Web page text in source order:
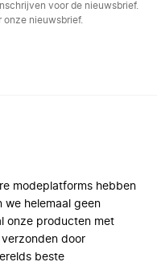
voor de nieuwsbrief.
nieuwsbrief.
modeplatforms hebben
we helemaal geen
onze producten met
door
beste